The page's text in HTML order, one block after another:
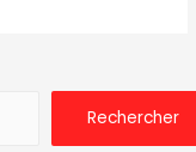
Rechercher